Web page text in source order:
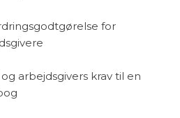
for
og arbejdsgivers krav til en